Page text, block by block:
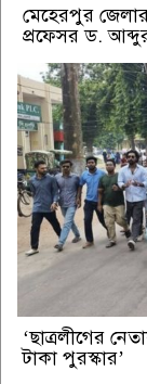
মেহেরপুর জেলার
প্রফেসর ড.
‘ছাত্রলীগের
টাকা পুরস্কার’